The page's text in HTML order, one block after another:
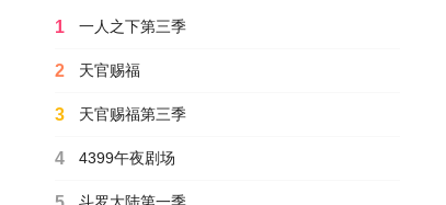
1 一人之下第三季
2 天官赐福
3 天官赐福第三季
4 4399午夜剧场